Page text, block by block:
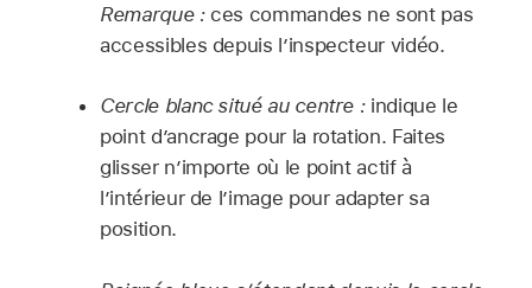
Remarque : ces commandes ne sont pas
accessibles depuis l’inspecteur vidéo.
Cercle blanc situé au centre :indique le
point d’ancrage pour la rotation. Faites
glisser n’importe où le point actif à
l’intérieur de l’image pour adapter sa
position.